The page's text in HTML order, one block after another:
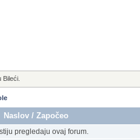
Bileći.
Naslov /Započeo
pregledaju ovaj forum.